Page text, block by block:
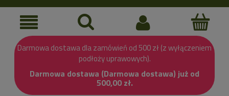
Darmowa dostawa dla zamówień od 500 zł (z wyłączeniem
podłoży uprawowych).
Darmowa dostawa (Darmowa dostawa) już od
500,00 zł.